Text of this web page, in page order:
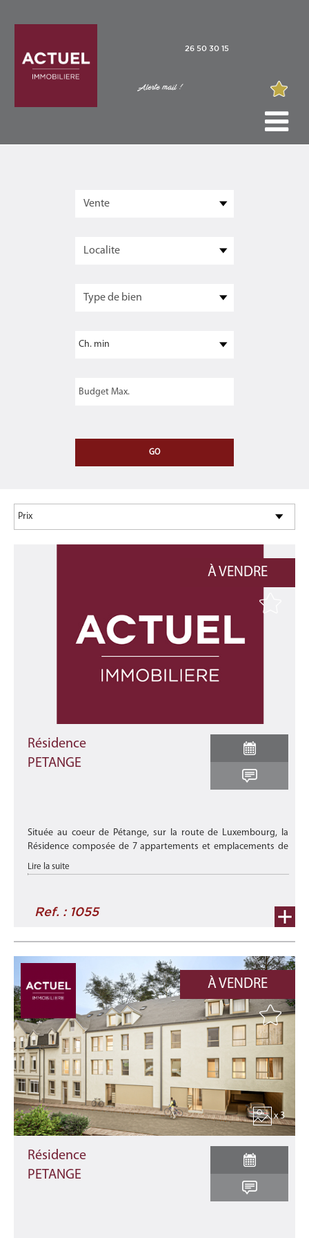
26 50 30 15
Alerte mail !
À VENDRE
Résidence
PETANGE
Située au coeur de Pétange, sur la route de Luxembourg, la
Résidence composée de 7 appartements et emplacements de
parkings et caves, apporte une touche d'originalité grâce à ses
concepts et de ...
Lire la suite
Ref. : 1055
À VENDRE
x 3
Résidence
PETANGE